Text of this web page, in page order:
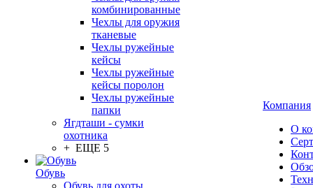
комбинированные
Чехлы для оружия
тканевые
Чехлы ружейные
кейсы
Чехлы ружейные
кейсы поролон
Чехлы ружейные
папки
Ягдташи - сумки
охотника
+ ЕЩЕ 5
Обувь
Обувь для охоты
Компания
О